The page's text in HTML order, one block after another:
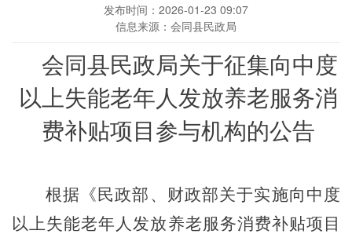
发布时间：2026-01-23 09:07
信息来源：会同县民政局
会同县民政局关于征集向中度
以上失能老年人发放养老服务消
费补贴项目参与机构的公告
根据《民政部、财政部关于实施向中度
以上失能老年人发放养老服务消费补贴项目